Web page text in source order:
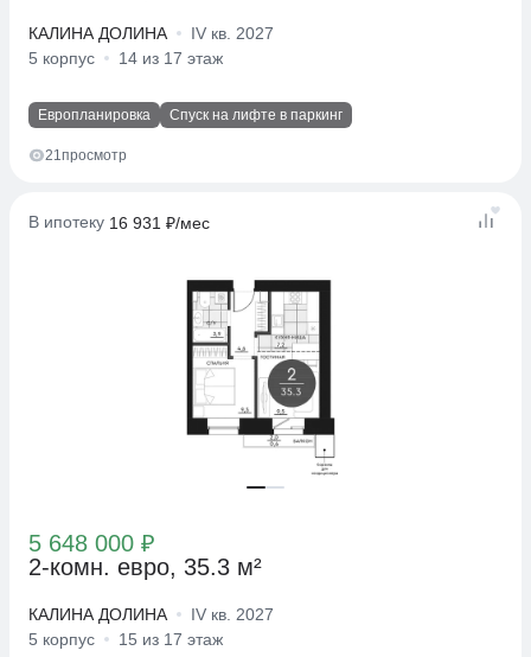
КАЛИНА ДОЛИНА
IV кв. 2027
5 корпус
14 из 17 этаж
Европланировка Спуск на лифте в паркинг
21просмотр
В ипотеку 16 931 ₽/мес
5 648 000 ₽
2-комн. евро, 35.3 м²
КАЛИНА ДОЛИНА
IV кв. 2027
5 корпус
15 из 17 этаж